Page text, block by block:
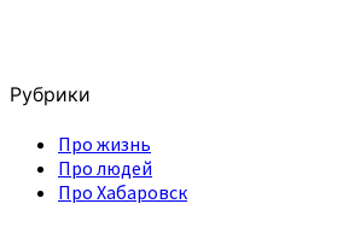
Рубрики
Про жизнь
Про людей
Про Хабаровск